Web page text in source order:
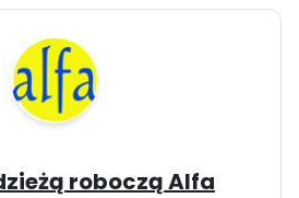
roboczą Alfa